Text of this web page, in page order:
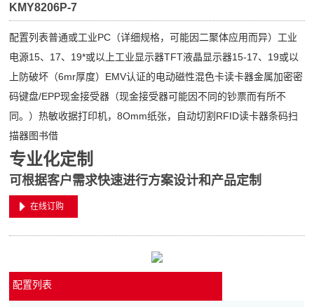
KMY8206P-7
配置列表普通或工业PC（详细规格，可能因二聚体应用而异）工业
电源15、17、19*或以上工业显示器TFT液晶显示器15-17、19或以
上防破坏（6mr厚度）EMV认证的电动磁性混色卡读卡器金属加密密
码键盘/EPP现金接受器（现金接受器可能因不同的钞票而有所不
同。）热敏收据打印机，8Omm纸张，自动切割RFID读卡器条码扫
描器图书借
专业化定制
可根据客户需求快速进行方案设计和产品定制
在线订购
配置列表